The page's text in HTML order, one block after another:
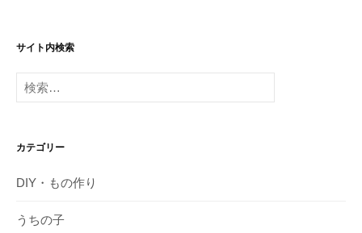
サイト内検索
検
索:
カテゴリー
DIY・もの作り
うちの子